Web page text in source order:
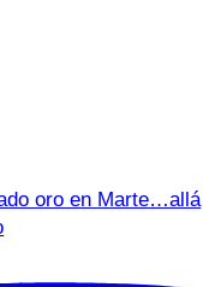
oro en Marte…allá